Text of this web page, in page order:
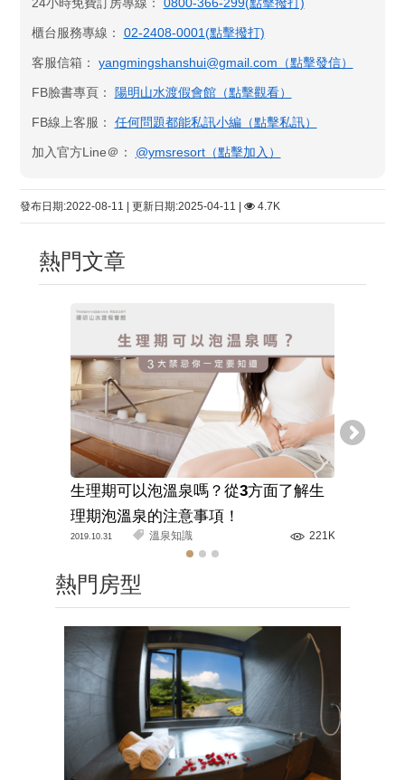
24小時免費訂房專線： 0800-366-299(點擊撥打)
櫃台服務專線： 02-2408-0001(點擊撥打)
客服信箱： yangmingshanshui@gmail.com（點擊發信）
FB臉書專頁： 陽明山水渡假會館​（點擊觀看）
FB線上客服： 任何問題都能私訊小編（點擊私訊）
加入官方Line＠： @ymsresort（點擊加入）
發布日期:2022-08-11 | 更新日期:2025-04-11 | 4.7K
熱門文章
生理期可以泡溫泉嗎？從3方面了解生
理期泡溫泉的注意事項！
2019.10.31 溫泉知識 221K
熱門房型